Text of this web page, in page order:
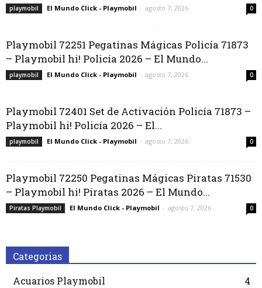
playmobil El Mundo Click - Playmobil - agosto 7, 2026 0
Playmobil 72251 Pegatinas Mágicas Policía 71873
– Playmobil hi! Policía 2026 – El Mundo...
playmobil El Mundo Click - Playmobil - agosto 7, 2026 0
Playmobil 72401 Set de Activación Policía 71873 –
Playmobil hi! Policía 2026 – El...
playmobil El Mundo Click - Playmobil - agosto 7, 2026 0
Playmobil 72250 Pegatinas Mágicas Piratas 71530
– Playmobil hi! Piratas 2026 – El Mundo...
Piratas Playmobil El Mundo Click - Playmobil - agosto 7, 2026 0
Categorias
Acuarios Playmobil
4